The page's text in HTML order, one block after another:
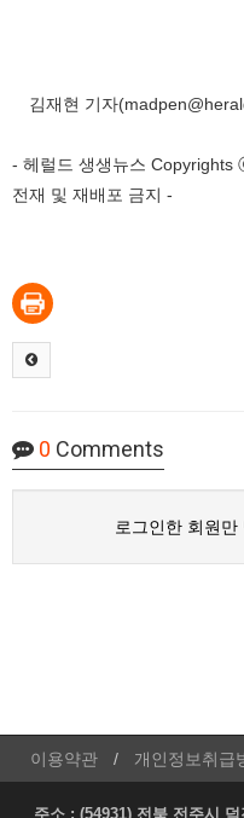
김재현 기자
- 헤럴드 생생뉴스
전재 및 재배포 금지 -
0 Comments
로그인한 회원만
이용약관 개인정보취급
주소 : (54931) 전북 전주시